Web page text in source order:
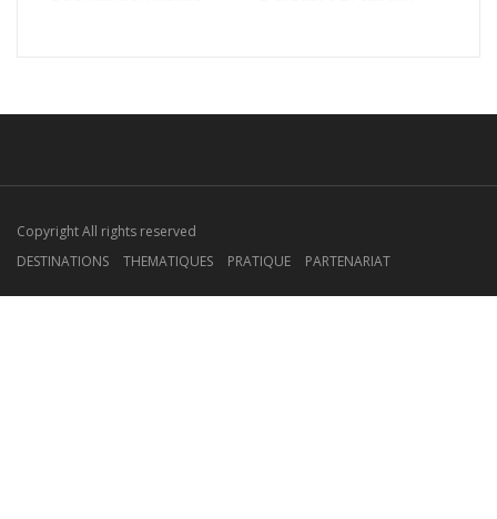
Copyright All rights reserved
DESTINATIONS
THEMATIQUES PRATIQUE PARTENARIAT